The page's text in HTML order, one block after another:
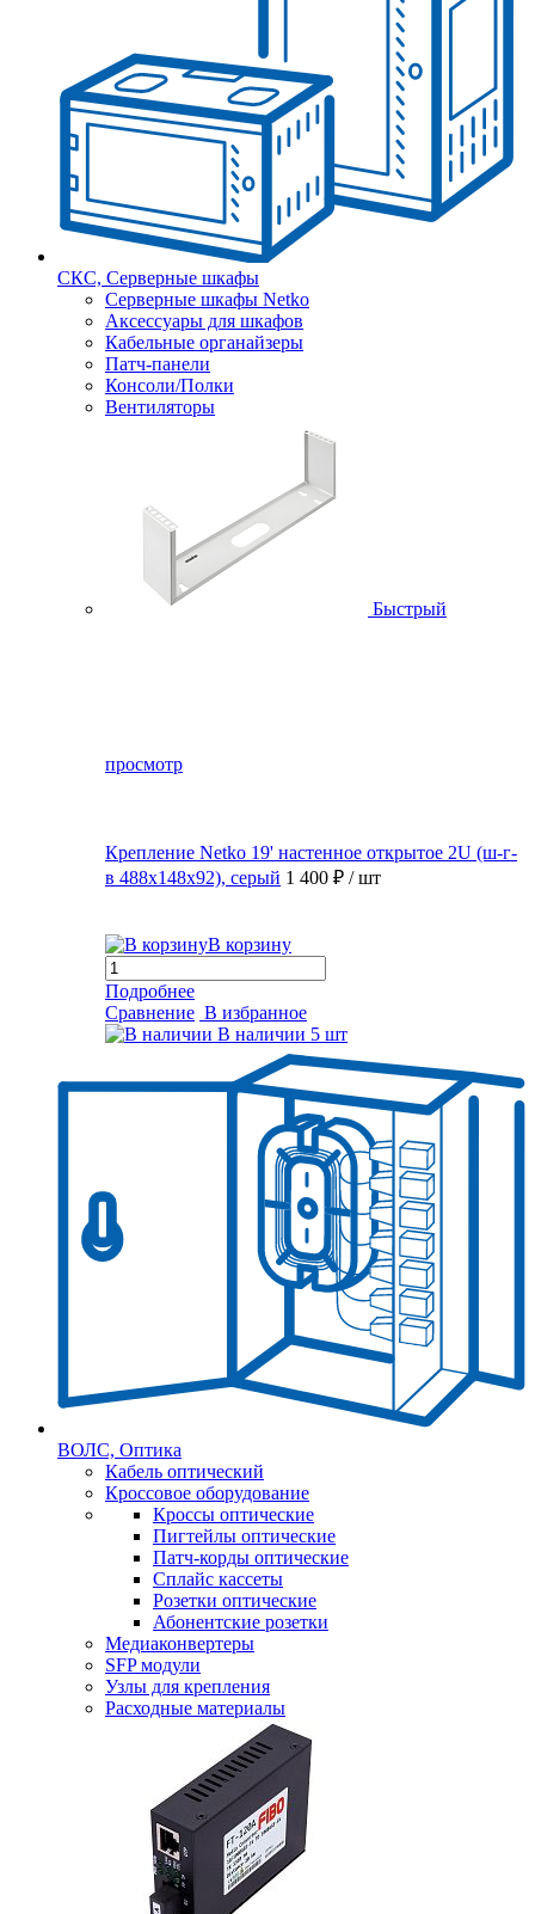
СКС, Серверные шкафы
Серверные шкафы Netko
Аксессуары для шкафов
Кабельные органайзеры
Патч-панели
Консоли/Полки
Вентиляторы
Быстрый
просмотр
Крепление Netko 19' настенное открытое 2U (ш-г-
в 488х148х92), серый 1 400 ₽ / шт
В корзину
Подробнее
Сравнение В избранное
В наличии 5 шт
ВОЛС, Оптика
Кабель оптический
Кроссовое оборудование
Кроссы оптические
Пигтейлы оптические
Патч-корды оптические
Сплайс кассеты
Розетки оптические
Абонентские розетки
Медиаконвертеры
SFP модули
Узлы для крепления
Расходные материалы